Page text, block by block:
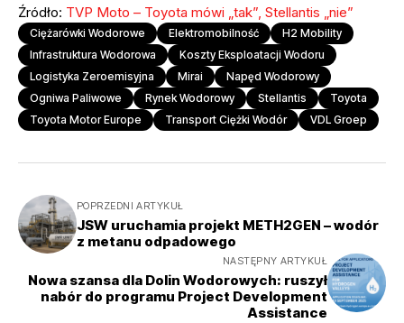
Źródło: TVP Moto – Toyota mówi „tak”, Stellantis „nie”
Ciężarówki Wodorowe Elektromobilność
H2 Mobility
Infrastruktura Wodorowa
Koszty Eksploatacji Wodoru
Logistyka Zeroemisyjna
Mirai
Napęd Wodorowy
Ogniwa Paliwowe
Rynek Wodorowy Stellantis
Toyota
Toyota Motor Europe
Transport Ciężki Wodór VDL Groep
POPRZEDNI ARTYKUŁ
JSW uruchamia projekt METH2GEN – wodór
z metanu odpadowego
NASTĘPNY ARTYKUŁ
Nowa szansa dla Dolin Wodorowych: ruszył
nabór do programu Project Development
Assistance